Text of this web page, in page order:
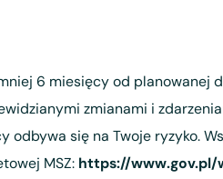
6 miesięcy od planowanej
zmianami i
się na Twoje ryzyko.
MSZ: https://